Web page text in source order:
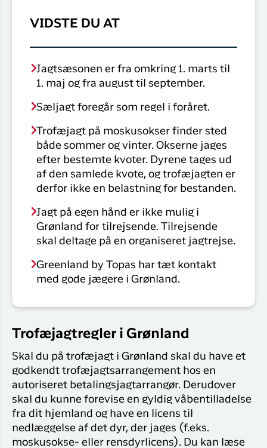
VIDSTE DU AT
Jagtsæsonen er fra omkring 1. marts til
1. maj og fra august til september.
Sæljagt foregår som regel i foråret.
Trofæjagt på moskusokser finder sted
både sommer og vinter. Okserne jages
efter bestemte kvoter. Dyrene tages ud
af den samlede kvote, og trofæjagten er
derfor ikke en belastning for bestanden.
Jagt på egen hånd er ikke mulig i
Grønland for tilrejsende. Tilrejsende
skal deltage på en organiseret jagtrejse.
Greenland by Topas har tæt kontakt
med gode jægere i Grønland.
Trofæjagtregler i Grønland
Skal du på trofæjagt i Grønland skal du have et
godkendt trofæjagtsarrangement hos en
autoriseret betalingsjagtarrangør. Derudover
skal du kunne forevise en gyldig våbentilladelse
fra dit hjemland og have en licens til
nedlæggelse af det dyr, der jages (f.eks.
moskusokse- eller rensdyrlicens). Du kan læse